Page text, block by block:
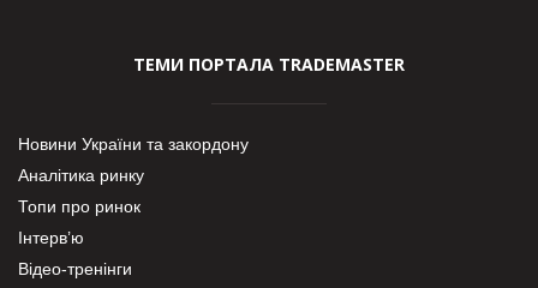
ТЕМИ ПОРТАЛА TRADEMASTER
Новини України та закордону
Аналітика ринку
Топи про ринок
Інтерв’ю
Відео-тренінги